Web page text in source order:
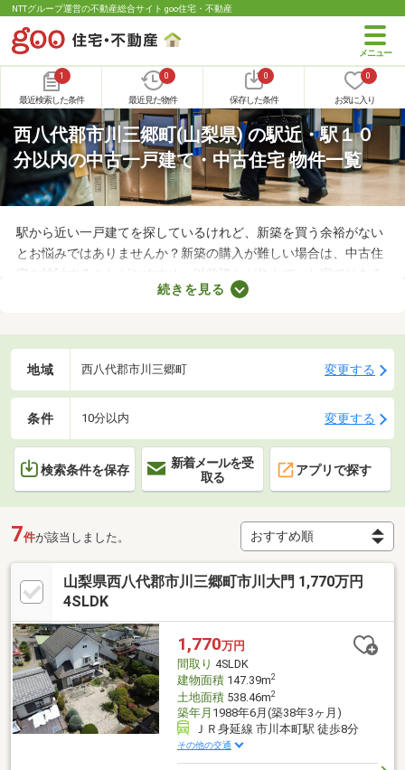
NTTグループ運営の不動産総合サイト goo住宅・不動産
1
最近検索した条件
0
最近見た物件
0
保存した条件
0
お気に入り
西八代郡市川三郷町(山梨県) の駅近・駅１０
分以内の中古一戸建て・中古住宅 物件一覧
駅から近い一戸建てを探しているけれど、新築を買う余裕がない
とお悩みではありませんか？新築の購入が難しい場合は、中古住
宅を検討することがおすすめ。以前誰かが住んでいた家ではある
ものの、費用を大幅に抑えられるメリットがあります。ここで
続きを見る
地域 西八代郡市川三郷町 変更する
条件 10分以内 変更する
検索条件を保存
新着メールを受
取る
アプリで探す
7件が該当しました。
山梨県西八代郡市川三郷町市川大門 1,770万円
4SLDK
1,770万円
間取り 4SLDK
建物面積147.39m2
土地面積538.46m2
築年月 1988年6月(築38年3ヶ月)
ＪＲ身延線 市川本町駅 徒歩8分
その他の交通